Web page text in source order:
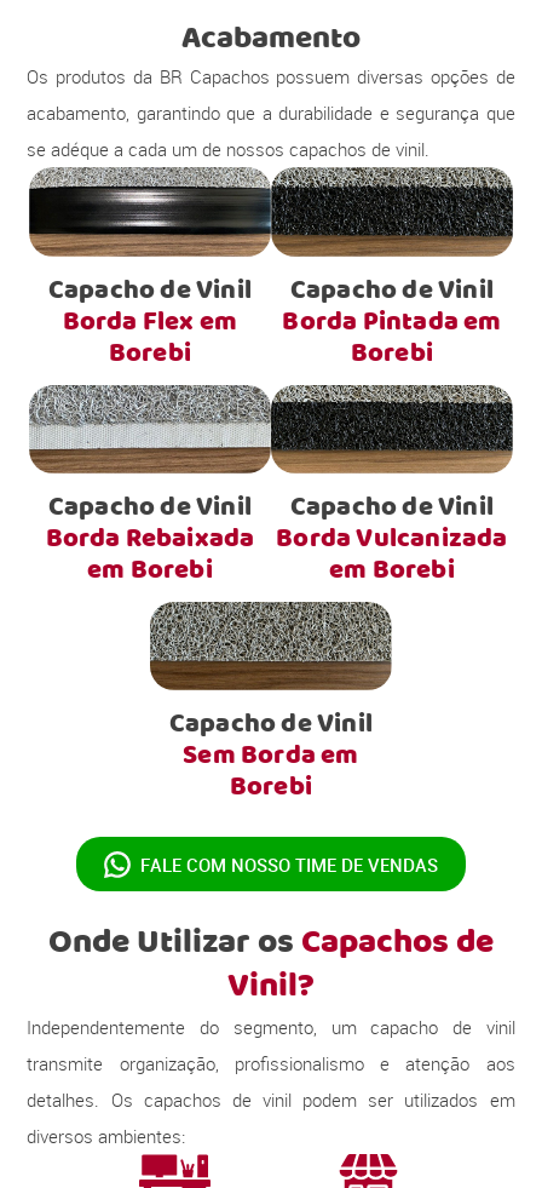
Acabamento
Os produtos da BR Capachos possuem diversas opções de
acabamento, garantindo que a durabilidade e segurança que
se adéque a cada um de nossos capachos de vinil.
Capacho de Vinil
Borda Flex em
Borebi
Capacho de Vinil
Borda Pintada em
Borebi
Capacho de Vinil
Borda Rebaixada
em Borebi
Capacho de Vinil
Borda Vulcanizada
em Borebi
Capacho de Vinil
Sem Borda em
Borebi
FALE COM NOSSO TIME DE VENDAS
Onde Utilizar osCapachos de
Vinil?
Independentemente do segmento, um capacho de vinil
transmite organização, profissionalismo e atenção aos
detalhes. Os capachos de vinil podem ser utilizados em
diversos ambientes: